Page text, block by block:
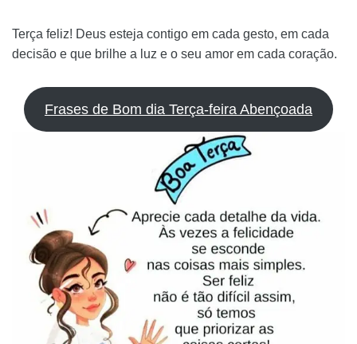
Terça feliz! Deus esteja contigo em cada gesto, em cada
decisão e que brilhe a luz e o seu amor em cada coração.
Frases de Bom dia Terça-feira Abençoada